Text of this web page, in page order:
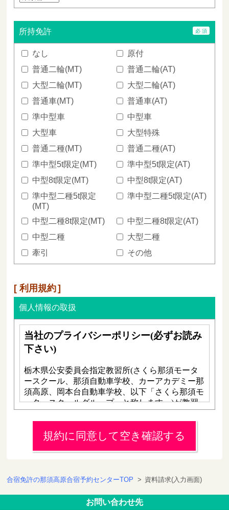
所持免許
なし
原付
普通二輪(MT)
普通二輪(AT)
大型二輪(MT)
大型二輪(AT)
普通車(MT)
普通車(AT)
準中型車
中型車
大型車
大型特殊
普通二種(MT)
普通二種(AT)
準中型5t限定(MT)
準中型5t限定(AT)
中型8t限定(MT)
中型8t限定(AT)
準中型二種5t限定
(MT)
準中型二種5t限定(AT)
中型二種8t限定(MT)
中型二種8t限定(AT)
中型二種
大型二種
牽引
その他
利用規約
個人情報の取扱
規約に同意して空き確認する
合宿免許の那須高原合宿予約センターTOP > 資料請求(入力画面)
お問い合わせ先